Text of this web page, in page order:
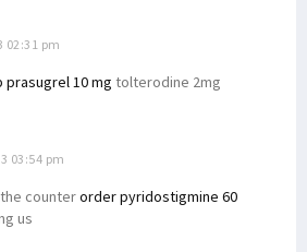
02:31 pm
prasugrel 10 mg tolterodine 2mg
03:54 pm
counterorder pyridostigmine 60
us